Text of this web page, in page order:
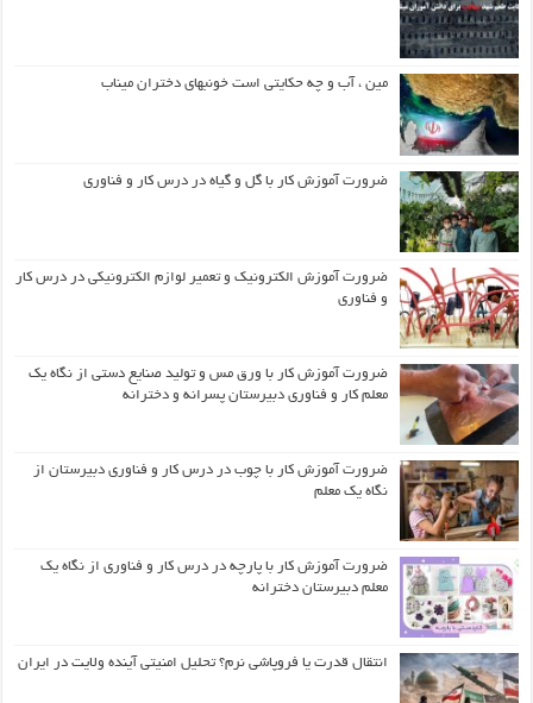
مین ، آب و چه حکایتی است خونبهای دختران میناب
ضرورت آموزش کار با گل و گیاه در درس کار و فناوری
ضرورت آموزش الکترونیک و تعمیر لوازم الکترونیکی در درس کار
و فناوری
ضرورت آموزش کار با ورق مس و تولید صنایع دستی از نگاه یک
معلم کار و فناوری دبیرستان پسرانه و دخترانه
ضرورت آموزش کار با چوب در درس کار و فناوری دبیرستان از
نگاه یک معلم
ضرورت آموزش کار با پارچه در درس کار و فناوری از نگاه یک
معلم دبیرستان دخترانه
انتقال قدرت یا فروپاشی نرم؟ تحلیل امنیتی آینده ولایت در ایران